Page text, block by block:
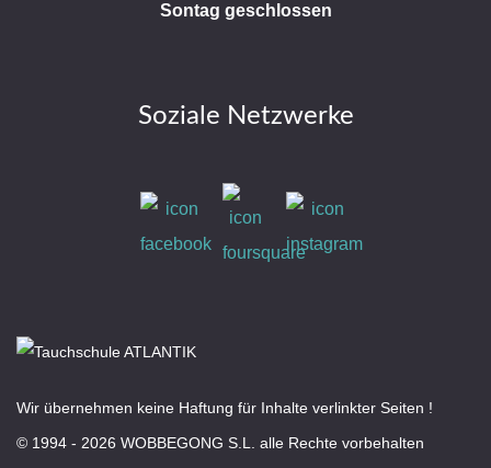
Sontag geschlossen
Soziale Netzwerke
Wir übernehmen keine Haftung für Inhalte verlinkter Seiten !
© 1994 - 2026 WOBBEGONG S.L. alle Rechte vorbehalten